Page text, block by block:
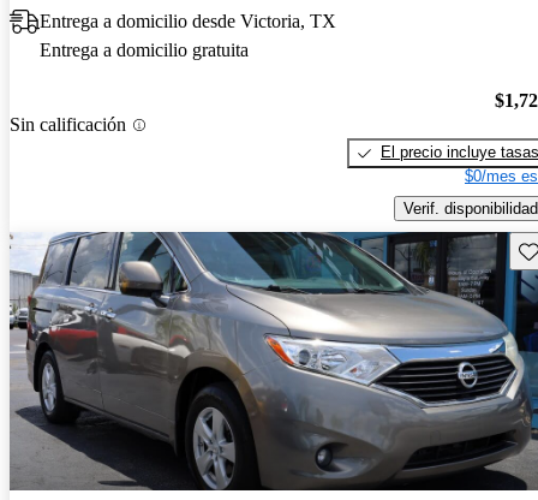
Entrega a domicilio desde Victoria, TX
Entrega a domicilio gratuita
Sin calificación
El precio incluye tasas
$0/mes
Verif. disponibilidad